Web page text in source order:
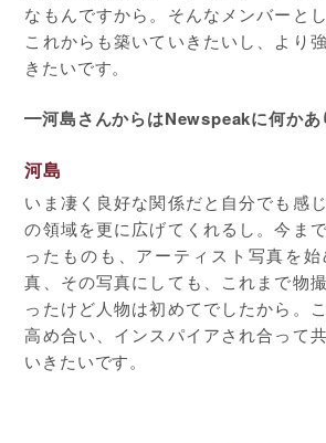
なもんですから。そんなメンバーと
これからも築いていきたいし、より
きたいです。
━河島さんからはNewspeakに何かあ
河島
いま凄く良好な関係だと自分でも感
の領域を更に広げてくれるし。今ま
ったものも、アーティスト写真を
真、その写真にしても、これまで物
ったけど人物は初めてでしたから。
高め合い、インスパイアされ合って
いきたいです。